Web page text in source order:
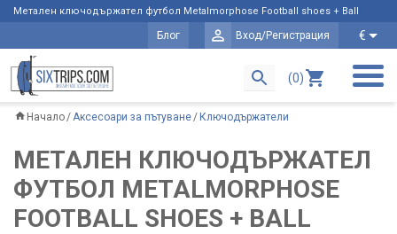
Метален ключодържател футбол Metalmorphose Football shoes + Ball
Блог Вход/Регистрация €
(0)
Начало Аксесоари за пътуване Ключодържатели
МЕТАЛЕН КЛЮЧОДЪРЖАТЕЛ
ФУТБОЛ METALMORPHOSE
FOOTBALL SHOES + BALL